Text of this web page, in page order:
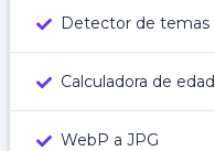
Detector de temas
Calculadora de edad
WebP a JPG